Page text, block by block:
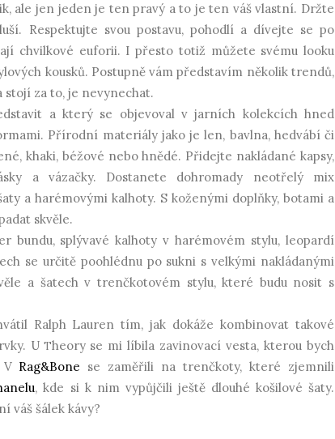
ale jen jeden je ten pravý a to je ten váš vlastní. Držte
Respektujte svou postavu, pohodlí a dívejte se po
chvilkové euforii. I přesto totiž můžete svému looku
kousků. Postupně vám představím několik trendů,
za to, je nevynechat.
a který se objevoval v jarních kolekcích hned
Přírodní materiály jako je len, bavlna, hedvábí či
khaki, béžové nebo hnědé. Přidejte nakládané kapsy,
a vázačky. Dostanete dohromady neotřelý mix
a harémovými kalhoty. S koženými doplňky, botami a
skvěle.
bundu, splývavé kalhoty v harémovém stylu, leopardí
se určitě poohlédnu po sukni s velkými nakládanými
a šatech v trenčkotovém stylu, které budu nosit s
Ralph Lauren tím, jak dokáže kombinovat takové
U Theory se mi líbila zavinovací vesta, kterou bych
V Rag&Bone se zaměřili na trenčkoty, které zjemnili
, kde si k nim vypůjčili ještě dlouhé košilové šaty.
váš šálek kávy?